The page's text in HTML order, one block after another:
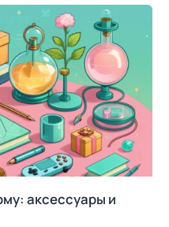
аксессуары и